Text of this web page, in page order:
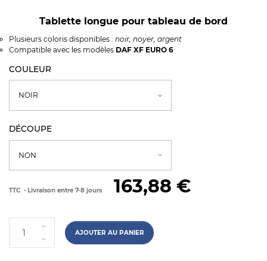
Tablette longue pour tableau de bord
Plusieurs coloris disponibles : noir, noyer, argent
Compatible avec les modèles DAF XF EURO 6
COULEUR
DÉCOUPE
163,88 €
TTC Livraison entre 7-8 jours
AJOUTER AU PANIER